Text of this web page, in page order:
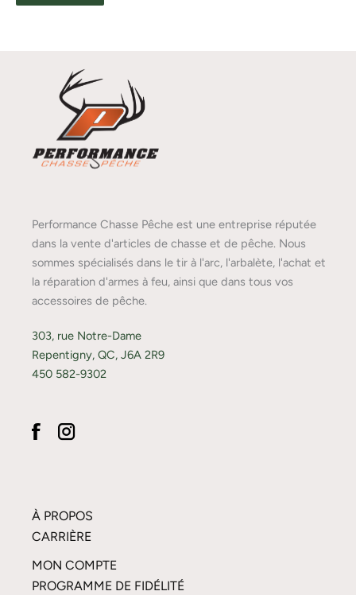
Performance Chasse Pêche est une entreprise réputée
dans la vente d'articles de chasse et de pêche. Nous
sommes spécialisés dans le tir à l'arc, l'arbalète, l'achat et
la réparation d'armes à feu, ainsi que dans tous vos
accessoires de pêche.
303, rue Notre-Dame
Repentigny, QC, J6A 2R9
450 582-9302
À PROPOS
CARRIÈRE
MON COMPTE
PROGRAMME DE FIDÉLITÉ